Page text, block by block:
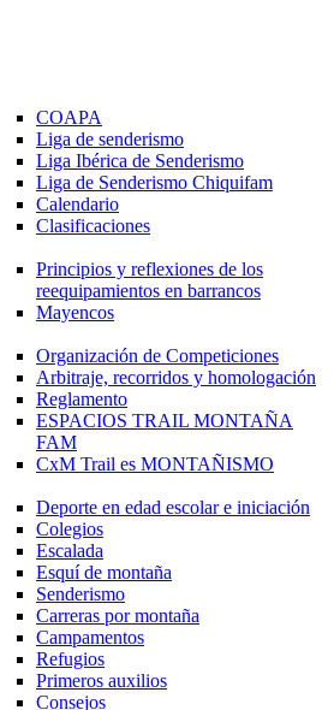
COAPA
Liga de senderismo
Liga Ibérica de Senderismo
Liga de Senderismo Chiquifam
Calendario
Clasificaciones
Principios y reflexiones de los
reequipamientos en barrancos
Mayencos
Organización de Competiciones
Arbitraje, recorridos y homologación
Reglamento
ESPACIOS TRAIL MONTAÑA
FAM
CxM Trail es MONTAÑISMO
Deporte en edad escolar e iniciación
Colegios
Escalada
Esquí de montaña
Senderismo
Carreras por montaña
Campamentos
Refugios
Primeros auxilios
Consejos